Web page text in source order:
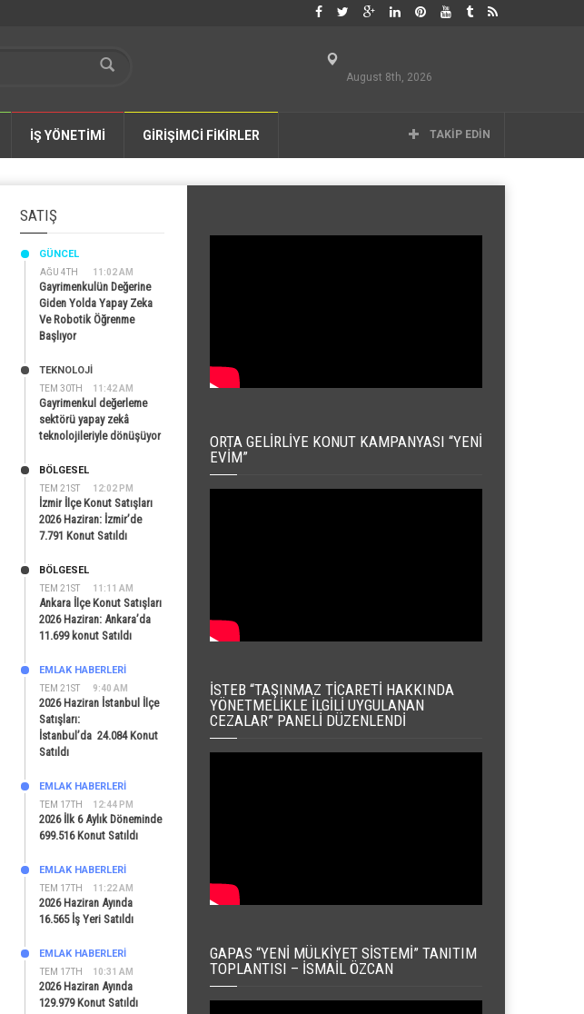
August 8th, 2026
İŞ YÖNETİMİ GİRİŞİMCİ FİKİRLER TAKIP EDIN
SATIŞ
AĞU 4TH 11:02 AM
GÜNCEL
Gayrimenkulün Değerine
Giden Yolda Yapay Zeka
Ve Robotik Öğrenme
Başlıyor
TEM 30TH 11:42 AM
TEKNOLOJİ
Gayrimenkul değerleme
sektörü yapay zekâ
teknolojileriyle dönüşüyor
TEM 21ST 12:02 PM
BÖLGESEL
İzmir İlçe Konut Satışları
2026 Haziran: İzmir’de
7.791 Konut Satıldı
TEM 21ST 11:11 AM
BÖLGESEL
Ankara İlçe Konut Satışları
2026 Haziran: Ankara’da
11.699 konut Satıldı
TEM 21ST 9:40 AM
EMLAK HABERLERI
2026 Haziran İstanbul İlçe
Satışları:
İstanbul’da 24.084 Konut
Satıldı
TEM 17TH 12:44 PM
EMLAK HABERLERI
2026 İlk 6 Aylık Döneminde
699.516 Konut Satıldı
TEM 17TH 11:22 AM
EMLAK HABERLERI
2026 Haziran Ayında
16.565 İş Yeri Satıldı
TEM 17TH 10:31 AM
EMLAK HABERLERI
2026 Haziran Ayında
129.979 Konut Satıldı
ORTA GELIRLIYE KONUT KAMPANYASI “YENI
EVIM”
İSTEB “TAŞINMAZ TICARETI HAKKINDA
YÖNETMELIKLE İLGILI UYGULANAN
CEZALAR” PANELI DÜZENLENDI
GAPAS “YENI MÜLKIYET SISTEMI” TANITIM
TOPLANTISI – İSMAIL ÖZCAN